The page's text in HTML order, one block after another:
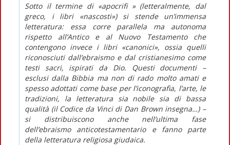
Sotto il termine di «apocrifi » (letteralmente, dal
greco, i libri «nascosti») si stende un’immensa
letteratura: essa corre parallela ma autonoma
rispetto all’Antico e al Nuovo Testamento che
contengono invece i libri «canonici», ossia quelli
riconosciuti dall’ebraismo e dal cristianesimo come
testi sacri, ispirati da Dio. Questi documenti –
esclusi dalla Bibbia ma non di rado molto amati e
spesso adottati come base per l’iconografia, l’arte, le
tradizioni, la letteratura sia nobile sia di bassa
qualità (il Codice da Vinci di Dan Brown insegna…) –
si distribuiscono anche nell’ultima fase
dell’ebraismo anticotestamentario e fanno parte
della letteratura religiosa giudaica.